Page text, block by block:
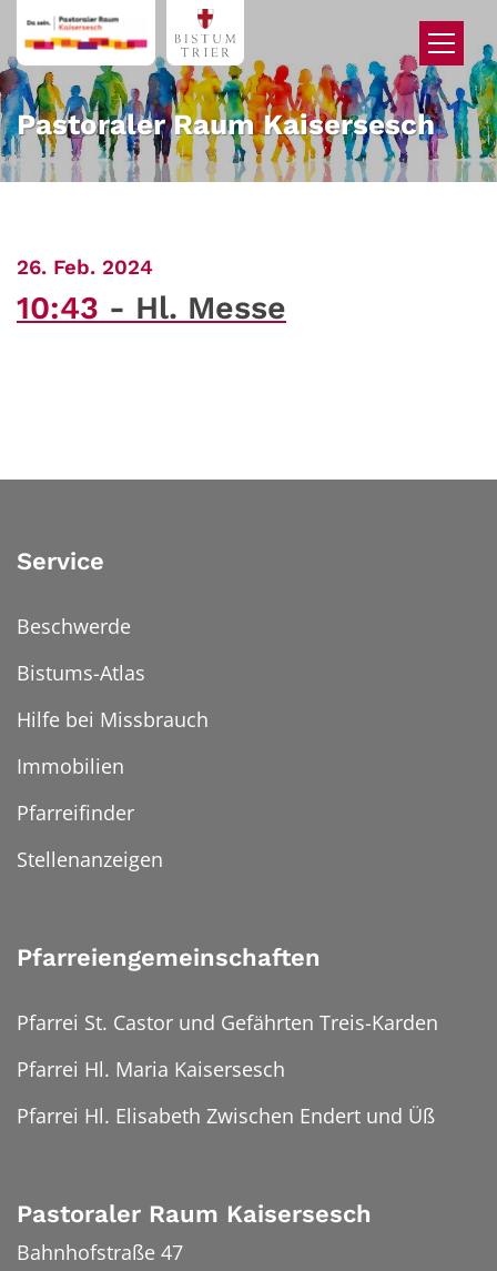
Zum Inhalt springen
Pastoraler Raum Kaisersesch
26. Feb. 2024:
10:43 Hl. Messe
Service
Beschwerde
Bistums-Atlas
Hilfe bei Missbrauch
Immobilien
Pfarreifinder
Stellenanzeigen
Pfarreiengemeinschaften
Pfarrei St. Castor und Gefährten Treis-Karden
Pfarrei Hl. Maria Kaisersesch
Pfarrei Hl. Elisabeth Zwischen Endert und Üß
Pastoraler Raum Kaisersesch
Bahnhofstraße 47